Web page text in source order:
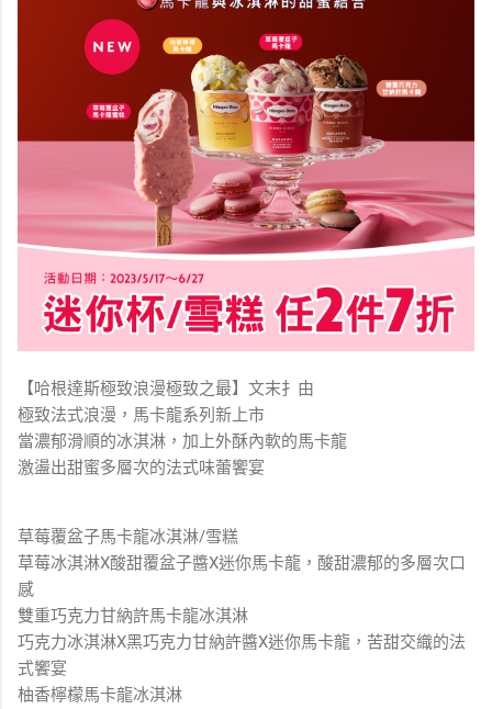
【哈根達斯極致浪漫極致之最】文末扌由
極致法式浪漫，馬卡龍系列新上市
當濃郁滑順的冰淇淋，加上外酥內軟的馬卡龍
激盪出甜蜜多層次的法式味蕾饗宴
草莓覆盆子馬卡龍冰淇淋/雪糕
草莓冰淇淋X酸甜覆盆子醬X迷你馬卡龍，酸甜濃郁的多層次口
感
雙重巧克力甘納許馬卡龍冰淇淋
巧克力冰淇淋X黑巧克力甘納許醬X迷你馬卡龍，苦甜交織的法
式饗宴
柚香檸檬馬卡龍冰淇淋